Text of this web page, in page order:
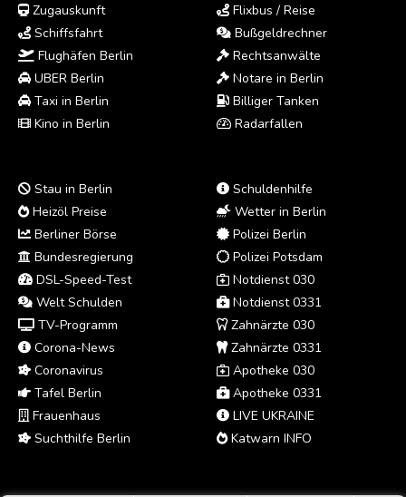
Zugauskunft
Schiffsfahrt
Flughäfen Berlin
UBER Berlin
Taxi in Berlin
Kino in Berlin
Flixbus / Reise
Bußgeldrechner
Rechtsanwälte
Notare in Berlin
Billiger Tanken
Radarfallen
Stau in Berlin
Heizöl Preise
Berliner Börse
Bundesregierung
DSL-Speed-Test
Welt Schulden
TV-Programm
Corona-News
Coronavirus
Tafel Berlin
Frauenhaus
Suchthilfe Berlin
Schuldenhilfe
Wetter in Berlin
Polizei Berlin
Polizei Potsdam
Notdienst 030
Notdienst 0331
Zahnärzte 030
Zahnärzte 0331
Apotheke 030
Apotheke 0331
LIVE UKRAINE
Katwarn INFO